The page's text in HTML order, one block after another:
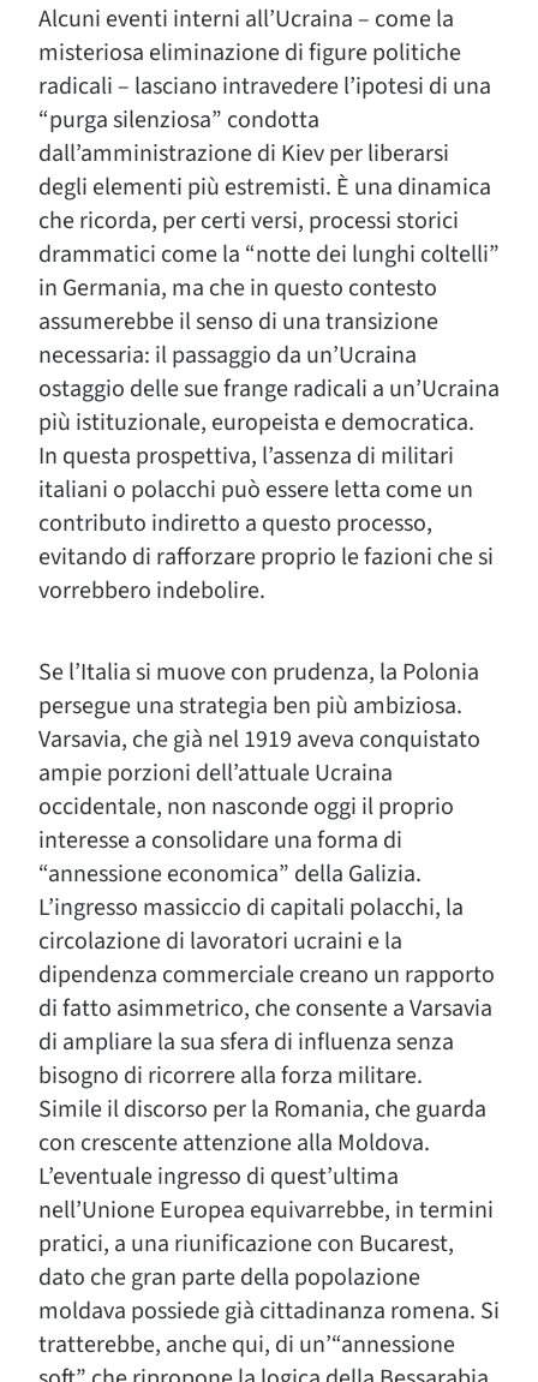
Alcuni eventi interni all’Ucraina – come la
misteriosa eliminazione di figure politiche
radicali – lasciano intravedere l’ipotesi di una
“purga silenziosa” condotta
dall’amministrazione di Kiev per liberarsi
degli elementi più estremisti. È una dinamica
che ricorda, per certi versi, processi storici
drammatici come la “notte dei lunghi coltelli”
in Germania, ma che in questo contesto
assumerebbe il senso di una transizione
necessaria: il passaggio da un’Ucraina
ostaggio delle sue frange radicali a un’Ucraina
più istituzionale, europeista e democratica.
In questa prospettiva, l’assenza di militari
italiani o polacchi può essere letta come un
contributo indiretto a questo processo,
evitando di rafforzare proprio le fazioni che si
vorrebbero indebolire.
Se l’Italia si muove con prudenza, la Polonia
persegue una strategia ben più ambiziosa.
Varsavia, che già nel 1919 aveva conquistato
ampie porzioni dell’attuale Ucraina
occidentale, non nasconde oggi il proprio
interesse a consolidare una forma di
“annessione economica” della Galizia.
L’ingresso massiccio di capitali polacchi, la
circolazione di lavoratori ucraini e la
dipendenza commerciale creano un rapporto
di fatto asimmetrico, che consente a Varsavia
di ampliare la sua sfera di influenza senza
bisogno di ricorrere alla forza militare.
Simile il discorso per la Romania, che guarda
con crescente attenzione alla Moldova.
L’eventuale ingresso di quest’ultima
nell’Unione Europea equivarrebbe, in termini
pratici, a una riunificazione con Bucarest,
dato che gran parte della popolazione
moldava possiede già cittadinanza romena. Si
tratterebbe, anche qui, di un’“annessione